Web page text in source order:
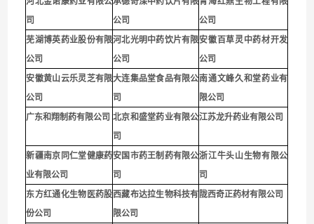
司
公司
公司
芜湖博英药业股份有限
公司
河北光明中药饮片有限
公司
安徽百草灵中药材开发
公司
安徽黄山云乐灵芝有限
公司
大连集品堂食品有限公
司
南通文峰久和堂药业有
限公司
广东和翔制药有限公司 北京和盛堂药业有限公
司
江苏龙升药业有限公司
新疆南京同仁堂健康药
业有限公司
安国市药王制药有限公
司
浙江牛头山生物有限公
司
东方红通化生物医药股
份公司
西藏布达拉生物科技有
限公司
陇西奇正药材有限公司